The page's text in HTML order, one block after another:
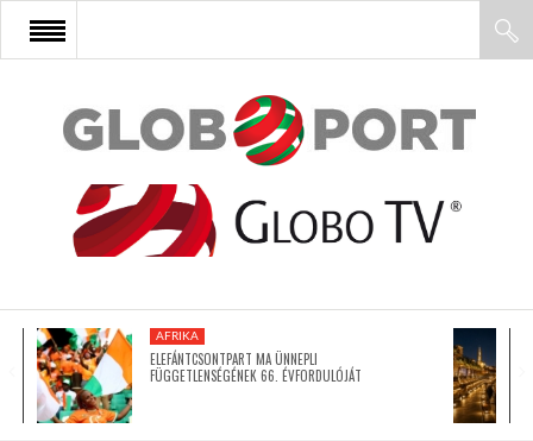
FŐOLDAL
AFRIKA
ÁZSIA
AFRIKA
ELEFÁNTCSONTPART MA ÜNNEPLI
FÜGGETLENSÉGÉNEK 66. ÉVFORDULÓJÁT